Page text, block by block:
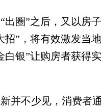
”之后，又以房子
”，将有效激发当
白银”让购房者获得
不少见，消费者